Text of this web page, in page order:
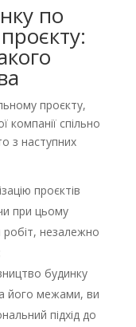
по
проєкту,
компанії спільно
з наступних
проєктів
при цьому
робіт, незалежно
будинку
його межами, ви
підхід до